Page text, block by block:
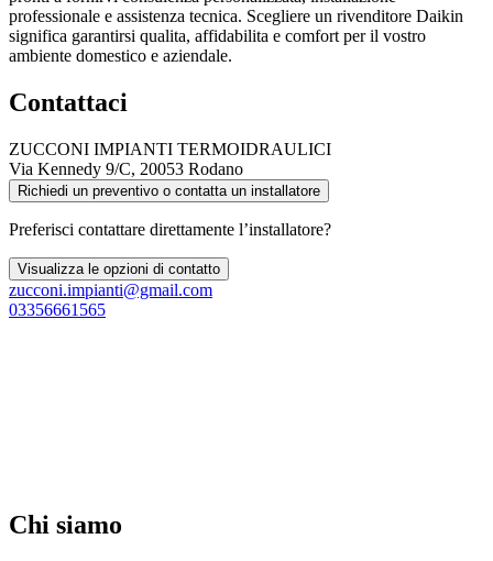
professionale e assistenza tecnica. Scegliere un rivenditore Daikin
significa garantirsi qualita, affidabilita e comfort per il vostro
ambiente domestico e aziendale.
Contattaci
ZUCCONI IMPIANTI TERMOIDRAULICI
Via Kennedy 9/C, 20053 Rodano
Richiedi un preventivo o contatta un installatore
Preferisci contattare direttamente l’installatore?
Visualizza le opzioni di contatto
zucconi.impianti@gmail.com
03356661565
Chi siamo